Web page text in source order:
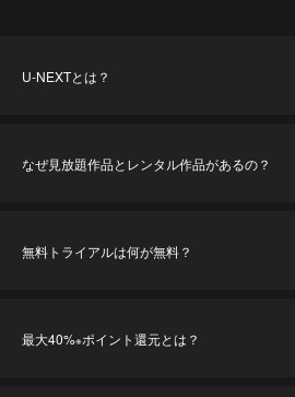
U-NEXTとは？
なぜ見放題作品とレンタル作品があるの？
無料トライアルは何が無料？
最大40%※ポイント還元とは？